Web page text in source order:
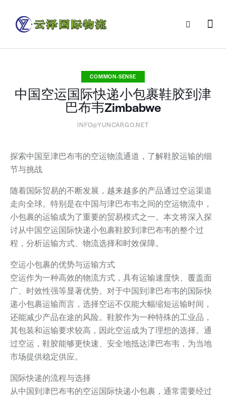
COMMON-SENSE
中国空运国际快递小包裹鞋胶到津
巴布韦Zimbabwe
INFO@YUNCARGO.NET
探索中国至津巴布韦的空运物流通道，了解鞋胶运输的细
节与挑战
随着国际贸易的不断发展，越来越多的产品通过空运渠道
走向全球。特别是在中国与津巴布韦之间的空运物流中，
小包裹的运输成为了重要的贸易模式之一。本文将深入探
讨从中国空运国际快递小包裹鞋胶到津巴布韦的整个过
程，分析运输方式、物流选择和时效保障。
空运小包裹的优势与运输方式
空运作为一种高效的物流方式，具有运输速度快、覆盖面
广、时效性强等显著优势。对于中国到津巴布韦的国际快
递小包裹运输而言，选择空运不仅能大幅缩短运输时间，
还能减少产品在途的风险。鞋胶作为一种特殊的工业品，
其包装和运输要求较高，因此空运成为了理想的选择。通
过空运，鞋胶能够更快速、安全地抵达津巴布韦，为当地
市场提供稳定供应。
国际快递的流程与选择
从中国到津巴布韦的空运国际快递小包裹，通常需要经过